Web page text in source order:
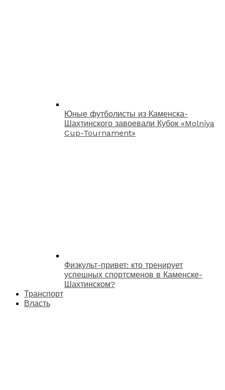
Юные футболисты из Каменска-
Шахтинского завоевали Кубок «Molniya
Cup-Tournament»
Физкульт-привет: кто тренирует
успешных спортсменов в Каменске-
Шахтинском?
Транспорт
Власть